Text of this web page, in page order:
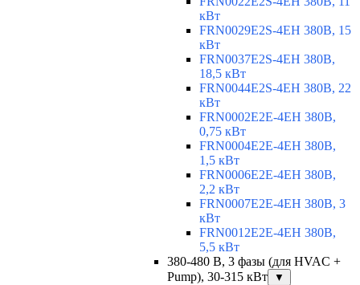
кВт
FRN0029E2S-4EH 380В, 15
кВт
FRN0037E2S-4EH 380В,
18,5 кВт
FRN0044E2S-4EH 380В, 22
кВт
FRN0002E2E-4EH 380В,
0,75 кВт
FRN0004E2E-4EH 380В,
1,5 кВт
FRN0006E2E-4EH 380В,
2,2 кВт
FRN0007E2E-4EH 380В, 3
кВт
FRN0012E2E-4EH 380В,
5,5 кВт
380-480 В, 3 фазы (для HVAC +
Pump), 30-315 кВт
▼